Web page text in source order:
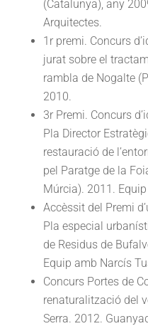
(Catalunya), any
Arquitectes.
1r premi. Concurs
jurat sobre el
rambla de Nogalte
2010.
3r Premi. Concurs
Pla Director
restauració de
pel Paratge de la
Múrcia). 2011.
Accèssit del Premi
Pla especial
de Residus de
Equip amb Narcís
Concurs Portes de
renaturalització del
Serra. 2012.